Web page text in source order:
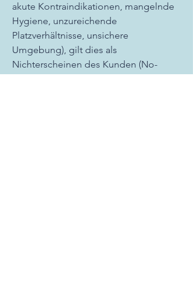
akute Kontraindikationen, mangelnde
Hygiene, unzureichende
Platzverhältnisse, unsichere
Umgebung), gilt dies als
Nichterscheinen des Kunden (No-